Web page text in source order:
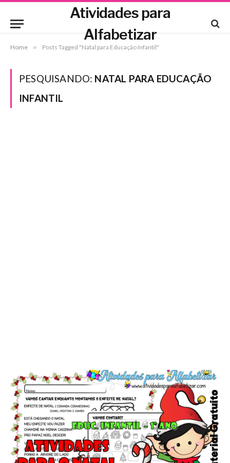
Atividades para
Alfabetizar
Home » Posts Tagged "Natal para Educação Infantil"
PESQUISANDO: NATAL PARA EDUCAÇÃO
INFANTIL